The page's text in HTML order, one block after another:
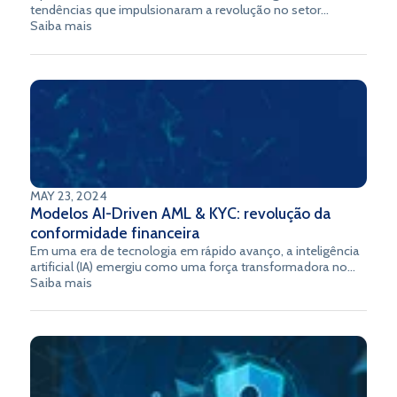
tendências que impulsionaram a revolução no setor
bancário e financeiro: a aceleração dos pagamentos
conectados e o aumento do uso de inteligência artificial.
Saiba mais
MAY 23, 2024
Modelos AI-Driven AML & KYC: revolução da
conformidade financeira
Em uma era de tecnologia em rápido avanço, a inteligência
artificial (IA) emergiu como uma força transformadora no
âmbito da conformidade financeira, particularmente nos
Conheça Seu Cliente (KYC). Este artigo explora a evolução e
foco específico em como soluções inovadoras de
empresas de tecnologia financeira como a Topaz podem
revolucionar essas funções críticas.
Saiba mais